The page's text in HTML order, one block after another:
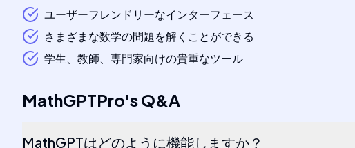
ユーザーフレンドリーなインターフェース
さまざまな数学の問題を解くことができる
学生、教師、専門家向けの貴重なツール
MathGPTPro'sQ&A
MathGPTはどのように機能しますか？